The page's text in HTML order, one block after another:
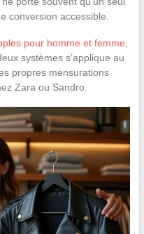
conversion accessible.
pour homme et femme
systèmes s’applique au
propres mensurations
Zara ou Sandro.